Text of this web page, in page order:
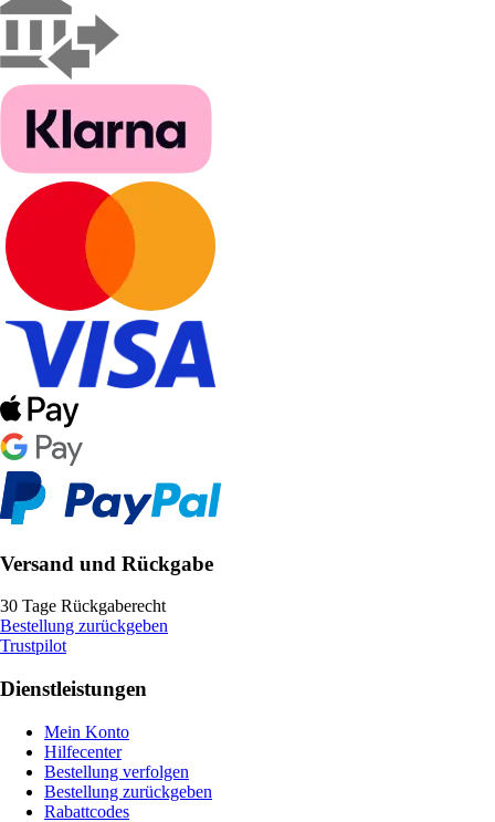
Versand und Rückgabe
30 Tage Rückgaberecht
Bestellung zurückgeben
Trustpilot
Dienstleistungen
Mein Konto
Hilfecenter
Bestellung verfolgen
Bestellung zurückgeben
Rabattcodes